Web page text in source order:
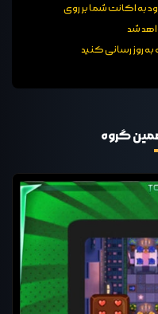
به اکانت شما بر روی
شد
به روز رسانی کنید
گروه